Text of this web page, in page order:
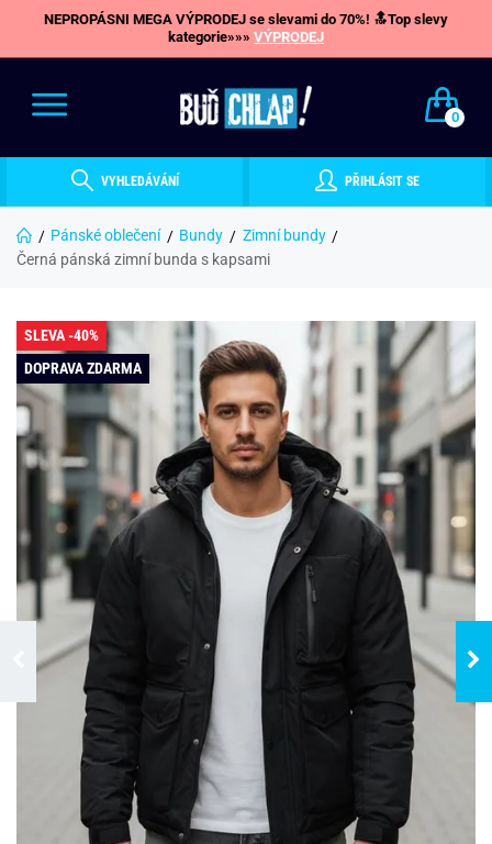
NEPROPÁSNI MEGA VÝPRODEJ se slevami do 70%! 🔝Top slevy
kategorie»»» VÝPRODEJ
0
VYHLEDÁVÁNÍ PŘIHLÁSIT SE
Pánské oblečení Bundy
Zimní bundy
Černá pánská zimní bunda s kapsami
SLEVA -40%
DOPRAVA ZDARMA